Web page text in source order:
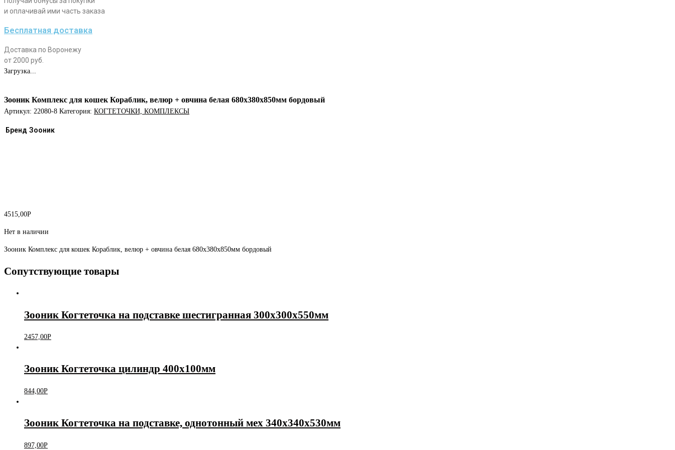
и оплачивай ими часть заказа
Бесплатная доставка
Доставка по Воронежу
от 2000 руб.
Загрузка...
Зооник Комплекс для кошек Кораблик, велюр + овчина белая 680х380х850мм бордовый
Артикул: 22080-8 Категория: КОГТЕТОЧКИ, КОМПЛЕКСЫ
Бренд Зооник
4515,00Р
Нет в наличии
Зооник Комплекс для кошек Кораблик, велюр + овчина белая 680х380х850мм бордовый
Сопутствующие товары
Зооник Когтеточка на подставке шестигранная 300х300х550мм
2457,00Р
Зооник Когтеточка цилиндр 400х100мм
844,00Р
Зооник Когтеточка на подставке, однотонный мех 340х340х530мм
897,00Р